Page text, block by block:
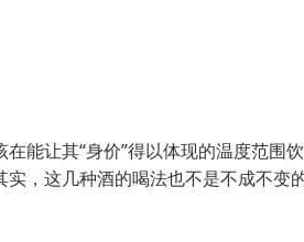
能让其“身价”得以体现的温度范围
，这几种酒的喝法也不是不成不变